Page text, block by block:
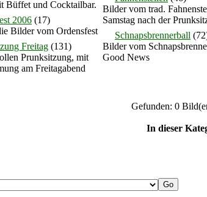
Büffet und Cocktailbar.
2006 (17)
Bilder vom Ordensfest
Freitag (131)
Prunksitzung, mit
am Freitagabend
Bilder vom trad.
Samstag nach der
Schnapsbrennerball
Bilder vom
Good News
Gefunden: 0
In dieser